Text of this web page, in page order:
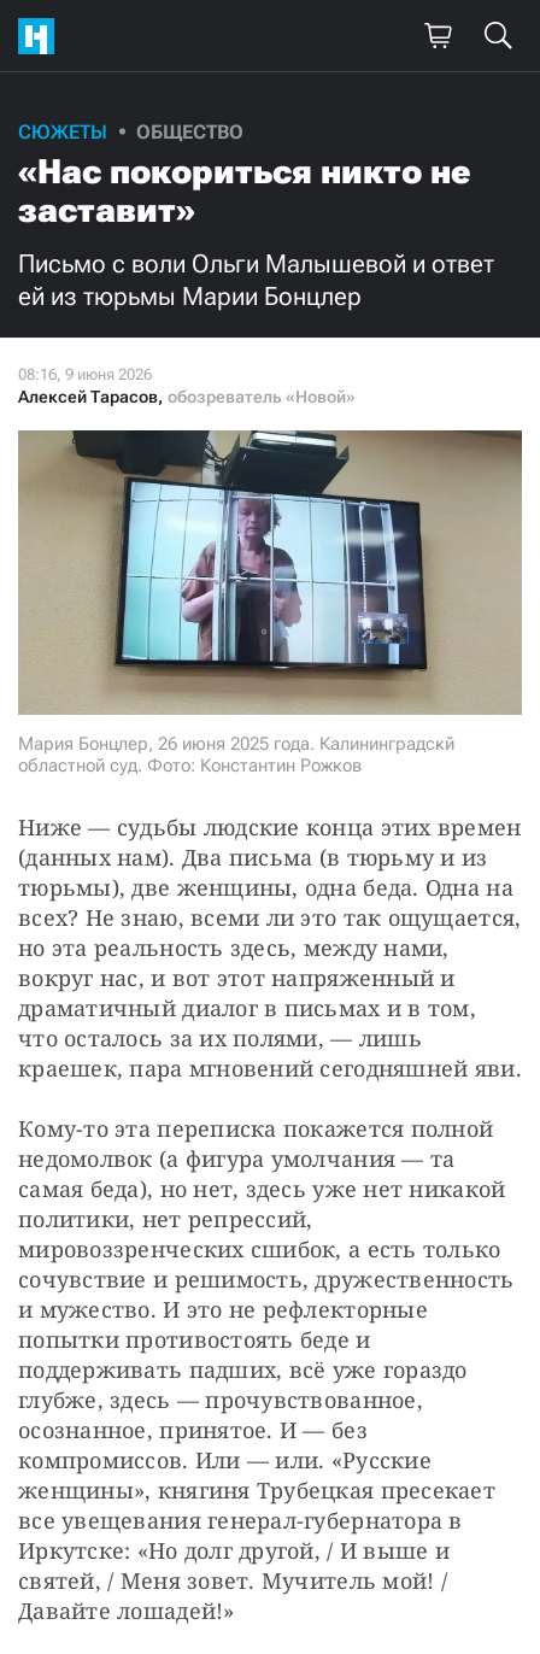
СЮЖЕТЫ ОБЩЕСТВО
«Нас покориться никто не
заставит»
Письмо с воли Ольги Малышевой и ответ
ей из тюрьмы Марии Бонцлер
Алексей Тарасов, обозреватель «Новой»
Мария Бонцлер, 26 июня 2025 года. Калининградскй
областной суд. Фото: Константин Рожков
Ниже — судьбы людские конца этих времен
(данных нам). Два письма (в тюрьму и из
тюрьмы), две женщины, одна беда. Одна на
всех? Не знаю, всеми ли это так ощущается,
но эта реальность здесь, между нами,
вокруг нас, и вот этот напряженный и
драматичный диалог в письмах и в том,
что осталось за их полями, — лишь
краешек, пара мгновений сегодняшней яви.
Кому-то эта переписка покажется полной
недомолвок (а фигура умолчания — та
самая беда), но нет, здесь уже нет никакой
политики, нет репрессий,
мировоззренческих сшибок, а есть только
сочувствие и решимость, дружественность
и мужество. И это не рефлекторные
попытки противостоять беде и
поддерживать падших, всё уже гораздо
глубже, здесь — прочувствованное,
осознанное, принятое. И — без
компромиссов. Или — или. «Русские
женщины», княгиня Трубецкая пресекает
все увещевания генерал-губернатора в
Иркутске: «Но долг другой, / И выше и
святей, / Меня зовет. Мучитель мой! /
Давайте лошадей!»
Поддержите
нашу работу!
Ежемесячно
3000
Нажимая кнопку «Стать соучастником»,
я принимаю условия и подтверждаю свое гражданство РФ
СТАТЬ СОУЧАСТНИКОМ
ПОДЕЛИТЬСЯ С ДРУЗЬЯМИ
Если у вас есть вопросы, пишите donate@novayagazeta.ru
+7 (929) 612-03-68